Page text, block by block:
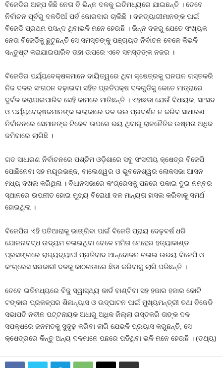
ବିଜେଡିର ଅଳ୍ପ କିଛି ନେତା ବି ଭିନ୍ନ ଦଳକୁ ଇତିମଧ୍ୟରେ ଯାଇଛନ୍ତି । ତେବେ
ନିର୍ବାଚନ ପୂର୍ବରୁ ଦଳଡିଆଁ ପର୍ବ ଜୋରଦାର ଚାଲିଛି । ଦଳତ୍ୟାଗୀମାନଙ୍କ ପାଇଁ
ବିଜେଡି ପ୍ରଥମ ପସନ୍ଦ ଥିବାଭଳି ମନେ ହେଉଛି । ଭିନ୍ନ ଦଳରୁ ଯେତେ ସଂଖ୍ୟକ
ନେତା ବିଜେଡିକୁ ଛୁଟୁଛନ୍ତି ସେ ସମସ୍ତଙ୍କୁ ପଞ୍ଚାୟତ ନିର୍ବାଚନ ବେଳେ କିଭଳି
ସନ୍ତୁଷ୍ଟ କରାଯାଇପାରିବ ତାହା ଉପରେ ଏବେ ସମସ୍ତଙ୍କ ନଜର ।
ବିଜେଡିର ପର୍ଯ୍ୟବେକ୍ଷକମାନେ ଦାୟିତ୍ୱରେ ଥିବା କ୍ଷେତ୍ରକୁ ଘନଘନ ଗସ୍ତକରି
ନିଜ ଦଳର ସଂଗଠନ ବଢ଼ାଇବା ସହିତ ପ୍ରତିପକ୍ଷ ଦଳଗୁଡିକୁ କେତେ ମାତ୍ରାରେ
ଦୁର୍ବଳ କରାଯାଇପାରିବ ସେହି କାମରେ ମାତିଛନ୍ତି । ଏହାଛଡା ଯେଉଁ ବିଧାୟକ, ସାଂସଦ
ଓ ପର୍ଯ୍ୟବେକ୍ଷକମାନଙ୍କ ଇଲାକାରେ ଦଳ ଭଲ ପ୍ରଦର୍ଶନ ନ କରିବ ସାଧାରଣ
ନିର୍ବାଚନରେ ସେମାନଙ୍କ ଟିକେଟ ଉପରେ ଭୟ ଥିବାରୁ ରାଜନୈତିକ ଉଷ୍ମତା ଅଧିକ
ଜମିବାରେ ଲାଗିଛି ।
ଗତ ସାଧାରଣ ନିର୍ବାଚନରେ ପଶ୍ଚିମ ଓଡ଼ିଶାରେ ସବୁ ସଂସଦୀୟ କ୍ଷେତ୍ର ବିଜେପି
ପୋଛିନେବା ସହ ମୟୂରଭଞ୍ଜ, ବାଲେଶ୍ୱର ଓ ଭୁବନେଶ୍ୱର ଲୋକସଭା ଆସନ
ମଧ୍ୟ ଦଖଲ କରିଥିଲା । ବିଧାନସଭାରେ କଂଗ୍ରେସକୁ ପଛରେ ପକାଇ ଦୁଇ ନମ୍ବର
ସ୍ଥାନରେ ଉପନୀତ ହୋଇ ମୁଖ୍ୟ ବିରୋଧୀ ଦଳ ମାନ୍ୟତା ହାସଲ କରିବାକୁ ସମର୍ଥ
ହୋଇଥିଲା ।
ବିଜେପିର ଏହି ପତିଆରାକୁ ଭାଙ୍ଗିବା ପାଇଁ ବିଜେଡି ପ୍ରାୟ ଦେଢ଼ବର୍ଷ ଧରି
ଯୋଜନାବଦ୍ଧ ଉଦ୍ୟମ ଚଳାଇଥିବା ବେଳେ ମମିତା ମେହେର ହତ୍ୟାକାଣ୍ଡ
ପ୍ରସଙ୍ଗରେ ରାଜ୍ୟବ୍ୟାପୀ ପ୍ରତିବାଦ ଆନ୍ଦୋଳନ ଚଳାଇ ଉଭୟ ବିଜେପି ଓ
କଂଗ୍ରେସ ସରକାରୀ ଦଳକୁ କାଠଗଡାରେ ଛିଡା କରିବାକୁ ଲାଗି ପଡିଛନ୍ତି ।
ତେବେ ଇତିମଧ୍ୟରେ ବିଜୁ ସ୍ୱାସ୍ଥ୍ୟ କାର୍ଡ ବାଣ୍ଟିବା ସହ ହଜାର ହଜାର କୋଟି
ଟଙ୍କାର ପ୍ରକଳ୍ପର ଶିଳାନ୍ୟାସ ଓ ଉଦ୍‍ଘାଟନ ପାଇଁ ମୁଖ୍ୟମନ୍ତ୍ରୀ ତଥା ବିଜେଡି
ସଭାପତି ନବୀନ ପଟ୍ଟନାୟକ ଅଧାରୁ ଅଧିକ ଜିଲ୍ଲା ଗସ୍ତକରି ତାଙ୍କ ଦଳ
ସପକ୍ଷରେ ଜନମତକୁ ସୁଦୃଢ଼ କରିବା ଲାଗି ଯେଭଳି ପ୍ରୟାସ କରୁଛନ୍ତି, ସେ
କ୍ଷେତ୍ରରେ କିନ୍ତୁ ଅନ୍ୟ ଦଳମାନେ ପଛରେ ପଡିଥିବା ଭଳି ମନେ ହେଉଛି । (ତଥ୍ୟ)